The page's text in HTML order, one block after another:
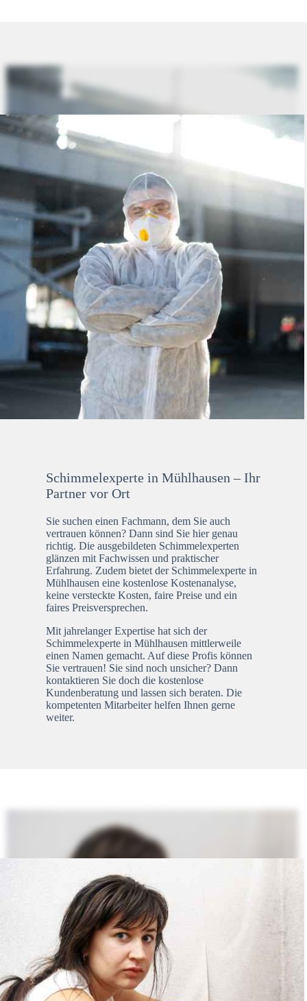
Schimmelexperte in Mühlhausen – Ihr
Partner vor Ort
Sie suchen einen Fachmann, dem Sie auch
vertrauen können? Dann sind Sie hier genau
richtig. Die ausgebildeten Schimmelexperten
glänzen mit Fachwissen und praktischer
Erfahrung. Zudem bietet der Schimmelexperte in
Mühlhausen eine kostenlose Kostenanalyse,
keine versteckte Kosten, faire Preise und ein
faires Preisversprechen.
Mit jahrelanger Expertise hat sich der
Schimmelexperte in Mühlhausen mittlerweile
einen Namen gemacht. Auf diese Profis können
Sie vertrauen! Sie sind noch unsicher? Dann
kontaktieren Sie doch die kostenlose
Kundenberatung und lassen sich beraten. Die
kompetenten Mitarbeiter helfen Ihnen gerne
weiter.